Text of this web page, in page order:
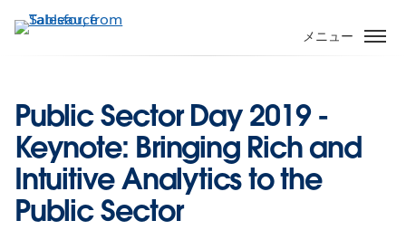
イ
メニュー
Public Sector Day 2019 -
Keynote: Bringing Rich and
Intuitive Analytics to the
Public Sector